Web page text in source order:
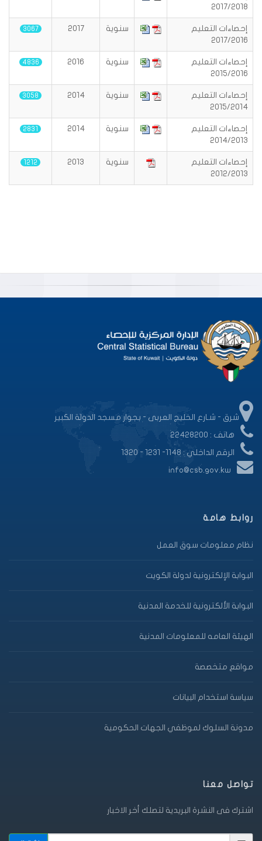
2017/2018
إحصاءات التعليم
2017/2016
سنوية 2017
3067
إحصاءات التعليم
2015/2016
سنوية 2016
4836
إحصاءات التعليم
2015/2014
سنوية 2014
3058
إحصاءات التعليم
2014/2013
سنوية 2014
2831
إحصاءات التعليم
2012/2013
سنوية 2013
1212
شرق - شـارع الخليج العربى - بجوار مسجد الدولة الكبير
هاتف : 22428200
الرقم الداخلي : 1148- 1231 - 1320
info@csb.gov.kw
روابط هامة
نظام معلومات سوق العمل
البوابة الإلكترونية لدولة الكويت
البوابة الألكترونية للخدمة المدنية
الهيئة العامه للمعلومات المدنية
مواقع متخصصة
سياسة استخدام البيانات
مدونة السلوك لموظفي الجهات الحكومية
تواصل معنا
اشترك فى النشرة البريدية لتصلك أخر الاخبار